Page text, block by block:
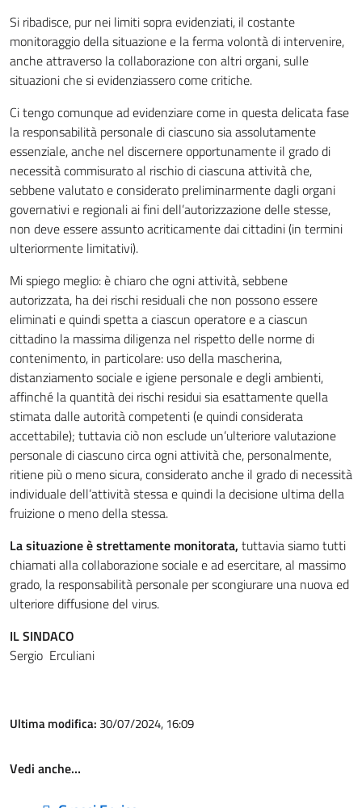
Si ribadisce, pur nei limiti sopra evidenziati, il costante
monitoraggio della situazione e la ferma volontà di intervenire,
anche attraverso la collaborazione con altri organi, sulle
situazioni che si evidenziassero come critiche.
Ci tengo comunque ad evidenziare come in questa delicata fase
la responsabilità personale di ciascuno sia assolutamente
essenziale, anche nel discernere opportunamente il grado di
necessità commisurato al rischio di ciascuna attività che,
sebbene valutato e considerato preliminarmente dagli organi
governativi e regionali ai fini dell’autorizzazione delle stesse,
non deve essere assunto acriticamente dai cittadini (in termini
ulteriormente limitativi).
Mi spiego meglio: è chiaro che ogni attività, sebbene
autorizzata, ha dei rischi residuali che non possono essere
eliminati e quindi spetta a ciascun operatore e a ciascun
cittadino la massima diligenza nel rispetto delle norme di
contenimento, in particolare: uso della mascherina,
distanziamento sociale e igiene personale e degli ambienti,
affinché la quantità dei rischi residui sia esattamente quella
stimata dalle autorità competenti (e quindi considerata
accettabile); tuttavia ciò non esclude un’ulteriore valutazione
personale di ciascuno circa ogni attività che, personalmente,
ritiene più o meno sicura, considerato anche il grado di necessità
individuale dell’attività stessa e quindi la decisione ultima della
fruizione o meno della stessa.
La situazione è strettamente monitorata, tuttavia siamo tutti
chiamati alla collaborazione sociale e ad esercitare, al massimo
grado, la responsabilità personale per scongiurare una nuova ed
ulteriore diffusione del virus.
IL SINDACO
Sergio Erculiani
Ultima modifica: 30/07/2024, 16:09
Vedi anche…